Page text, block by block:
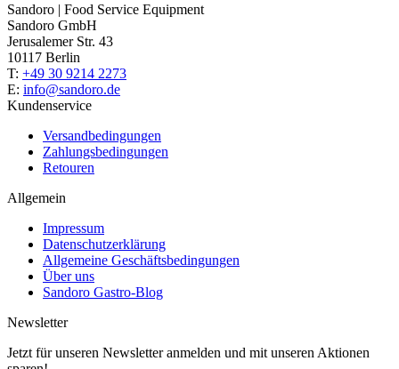
Sandoro | Food Service Equipment
Sandoro GmbH
Jerusalemer Str. 43
10117 Berlin
T: +49 30 9214 2273
E: info@sandoro.de
Kundenservice
Versandbedingungen
Zahlungsbedingungen
Retouren
Allgemein
Impressum
Datenschutzerklärung
Allgemeine Geschäftsbedingungen
Über uns
Sandoro Gastro-Blog
Newsletter
Jetzt für unseren Newsletter anmelden und mit unseren Aktionen